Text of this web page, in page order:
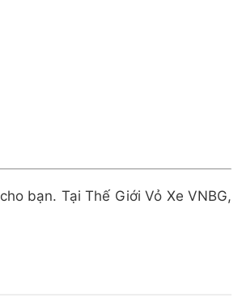
bạn. Tại Thế Giới Vỏ Xe VNBG,